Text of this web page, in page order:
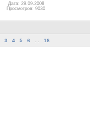
Дата: 29.09.2008
Просмотров: 9030
3 4 5 6 18